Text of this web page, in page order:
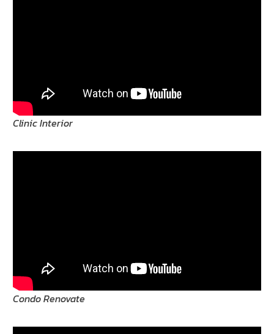
Clinic Interior
Condo Renovate